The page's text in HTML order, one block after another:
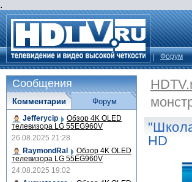
.
Форум
HD
Сообщения
Комментарии
Jefferycip Обзор 4K OLED
телевизора LG 55EG960V
26.08.2025 21:28
RaymondRal
Обзор 4K OLED
телевизора LG 55EG960V
24.08.2025 19:02
Форум